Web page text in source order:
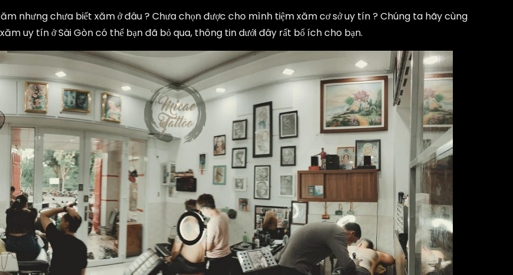
nhưng chưa biết xăm ở đâu ? Chưa chọn được cho mình tiệm xăm cơ sở uy tín ? Chúng ta hãy cùng
uy tín ở Sài Gòn có thể bạn đã bỏ qua, thông tin dưới đây rất bổ ích cho bạn.